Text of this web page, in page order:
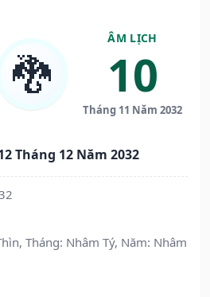
🐉
ÂM LỊCH
10
Tháng 11 Năm 2032
Tháng 12 Năm 2032
Tháng: Nhâm Tý, Năm: Nhâm